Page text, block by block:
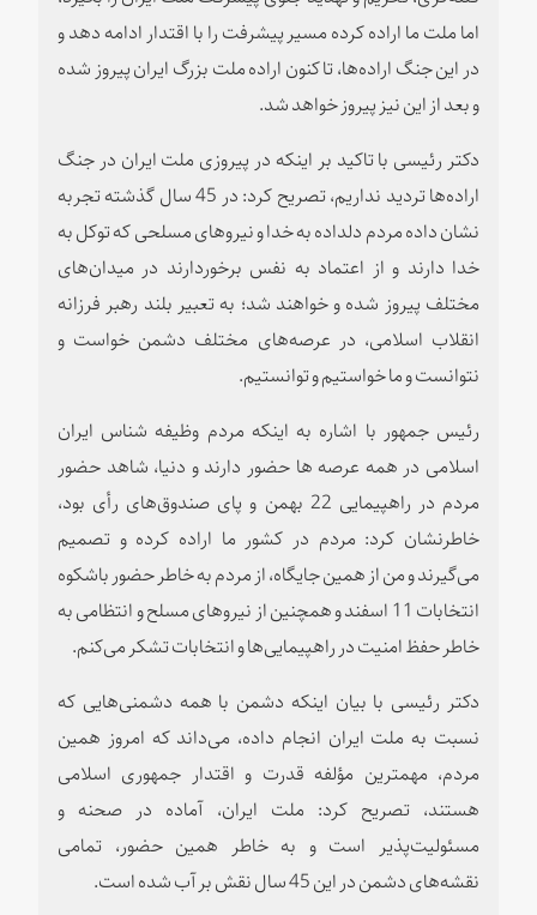
اما ملت ما اراده کرده مسیر پیشرفت را با اقتدار ادامه دهد و
در این جنگ اراده‌ها، تا کنون اراده ملت بزرگ ایران پیروز شده
و بعد از این نیز پیروز خواهد شد.
دکتر رئیسی با تاکید بر اینکه در پیروزی ملت ایران در جنگ
اراده‌ها تردید نداریم، تصریح کرد: در 45 سال گذشته تجربه
نشان داده مردم دلداده به خدا و نیروهای مسلحی که توکل به
خدا دارند و از اعتماد به نفس برخوردارند در میدان‌های
مختلف پیروز شده و خواهند شد؛ به تعبیر بلند رهبر فرزانه
انقلاب اسلامی، در عرصه‌های مختلف دشمن خواست و
نتوانست و ما خواستیم و توانستیم.
رئیس جمهور با اشاره به اینکه مردم وظیفه شناس ایران
اسلامی در همه عرصه ها حضور دارند و دنیا، شاهد حضور
مردم در راهپیمایی 22 بهمن و پای صندوق‌های رأی بود،
خاطرنشان کرد: مردم در کشور ما اراده کرده و تصمیم
می‌گیرند و من از همین جایگاه، از مردم به خاطر حضور باشکوه
انتخابات 11 اسفند و همچنین از نیروهای مسلح و انتظامی به
خاطر حفظ امنیت در راهپیمایی‌ها و انتخابات تشکر می‌کنم.
دکتر رئیسی با بیان اینکه دشمن با همه دشمنی‌هایی که
نسبت به ملت ایران انجام داده، می‌داند که امروز همین
مردم، مهمترین مؤلفه قدرت و اقتدار جمهوری اسلامی
هستند، تصریح کرد: ملت ایران، آماده در صحنه و
مسئولیت‌پذیر است و به خاطر همین حضور، تمامی
نقشه‌های دشمن در این 45 سال نقش بر آب شده است.